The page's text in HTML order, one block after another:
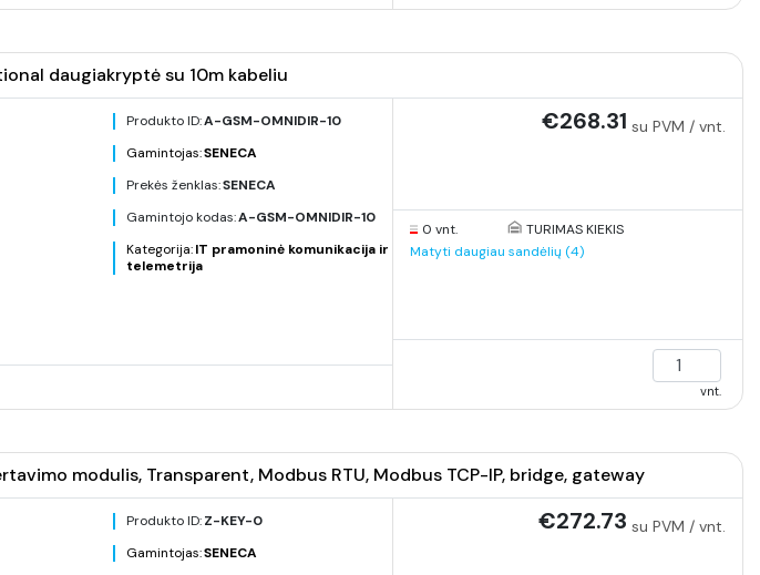
daugiakryptė su 10m kabeliu
Produkto ID:A-GSM-OMNIDIR-10
Gamintojas:SENECA
Prekės ženklas:SENECA
Gamintojo kodas:A-GSM-OMNIDIR-10
Kategorija: IT pramoninė komunikacija ir
telemetrija
€268.31 su PVM / vnt.
0 vnt.
TURIMAS KIEKIS
Matyti daugiau sandėlių (4)
vnt.
modulis, Transparent, Modbus RTU, Modbus TCP-IP, bridge, gateway
Produkto ID: Z-KEY-0
Gamintojas:SENECA
€272.73 su PVM / vnt.